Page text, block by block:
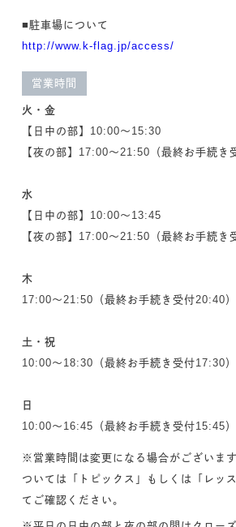
■駐車場について
http://www.k-flag.jp/access/
営業時間
火・金
【日中の部】10:00～15:30
【夜の部】17:00～21:50（最終お手続き
水
【日中の部】10:00～13:45
【夜の部】17:00～21:50（最終お手続き
木
17:00～21:50（最終お手続き受付20:40）
土・祝
10:00～18:30（最終お手続き受付17:30）
日
10:00～16:45（最終お手続き受付15:45）
※営業時間は変更になる場合がございま
ついては「トピックス」もしくは「レッ
てご確認ください。